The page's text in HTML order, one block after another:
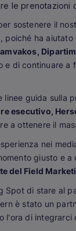
le
sostenere il
ha
di continuare
guida sulla
esecutivo,
a ottenere il
nei
giusto e
del Field
di stare al
è stato un
di